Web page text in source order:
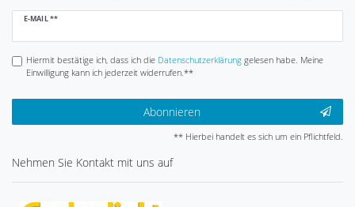
E-MAIL **
Newsletter
Hiermit bestätige ich, dass ich die Daten­schutz­erklärunggelesen habe. Meine
Einwilligung kann ich jederzeit widerrufen.**
Abonnieren
** Hierbei handelt es sich um ein Pflichtfeld.
Nehmen Sie Kontakt mit uns auf